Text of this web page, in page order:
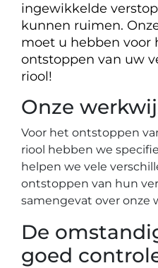
ingewikkelde
kunnen ruimen.
moet u hebben voor
ontstoppen van uw
riool!
Onze
Voor het ontstoppen
riool hebben we
helpen we vele
ontstoppen van hun
samengevat over onze
De
goed